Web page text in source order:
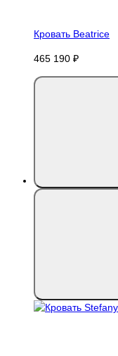
Кровать Beatrice
465 190 ₽